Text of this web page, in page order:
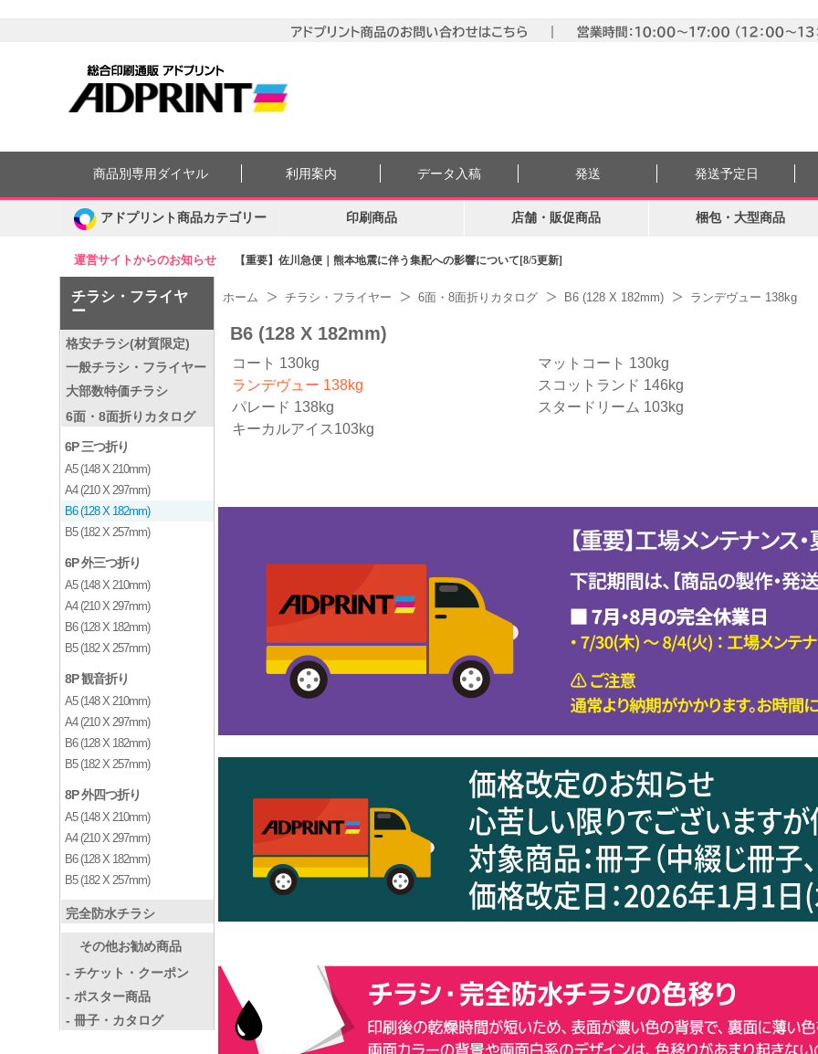
運営サイトからのお知らせ 【重要】佐川急便｜熊本地震に伴う集配への影響について[8/5更新]
商品別専用ダイヤル 利用案内 データ入稿 発送 発送予定日
アドプリント商品カテゴリー 印刷商品 店舗・販促商品 梱包・大型商品
チラシ・フライヤ
ー
格安チラシ(材質限定)
一般チラシ・フライヤー
大部数特価チラシ
6面・8面折りカタログ
6P 三つ折り
A5 (148 X 210mm)
A4 (210 X 297mm)
B6 (128 X 182mm)
B5 (182 X 257mm)
6P 外三つ折り
A5 (148 X 210mm)
A4 (210 X 297mm)
B6 (128 X 182mm)
B5 (182 X 257mm)
8P 観音折り
A5 (148 X 210mm)
A4 (210 X 297mm)
B6 (128 X 182mm)
B5 (182 X 257mm)
8P 外四つ折り
A5 (148 X 210mm)
A4 (210 X 297mm)
B6 (128 X 182mm)
B5 (182 X 257mm)
完全防水チラシ
その他お勧め商品
- チケット・クーポン
- ポスター商品
- 冊子・カタログ
ホーム チラシ・フライヤー 6面・8面折りカタログ B6 (128 X 182mm) ランデヴュー 138kg
B6 (128 X 182mm)
コート 130kg マットコート 130kg
ランデヴュー 138kg
スコットランド 146kg
パレード 138kg
スタードリーム 103kg
キーカルアイス103kg